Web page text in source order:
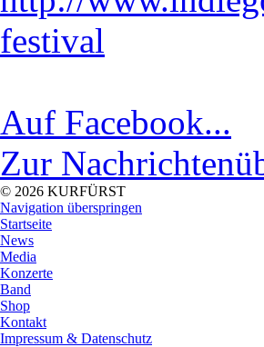
festival
Auf Facebook...
Zur
© 2026 KURFÜRST
Navigation überspringen
Startseite
News
Media
Konzerte
Band
Shop
Kontakt
Impressum & Datenschutz